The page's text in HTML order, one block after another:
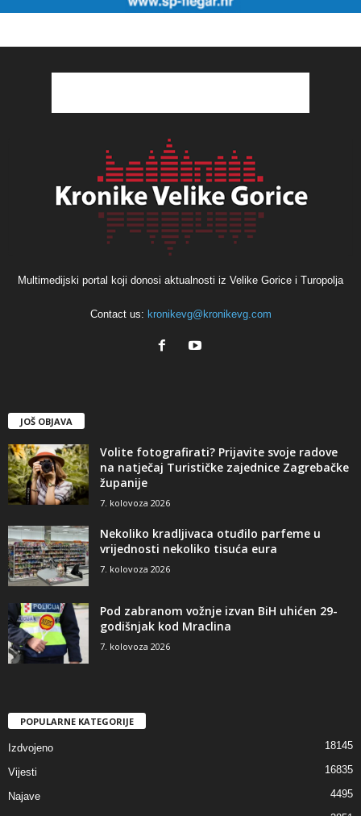
Multimedijski portal koji donosi aktualnosti iz Velike Gorice i Turopolja
Contact us: kronikevg@kronikevg.com
JOŠ OBJAVA
Volite fotografirati? Prijavite svoje radove
na natječaj Turističke zajednice Zagrebačke
županije
7. kolovoza 2026
Nekoliko kradljivaca otuđilo parfeme u
vrijednosti nekoliko tisuća eura
7. kolovoza 2026
Pod zabranom vožnje izvan BiH uhićen 29-
godišnjak kod Mraclina
7. kolovoza 2026
POPULARNE KATEGORIJE
Izdvojeno 18145
Vijesti 16835
Najave 4495